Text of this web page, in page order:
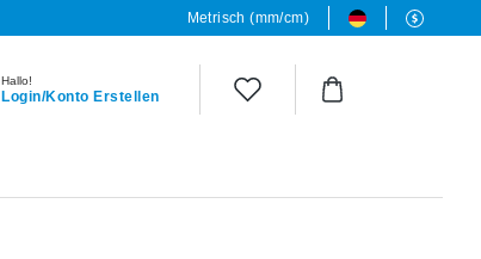
Metrisch (mm/cm)
Hallo!
Login/Konto Erstellen